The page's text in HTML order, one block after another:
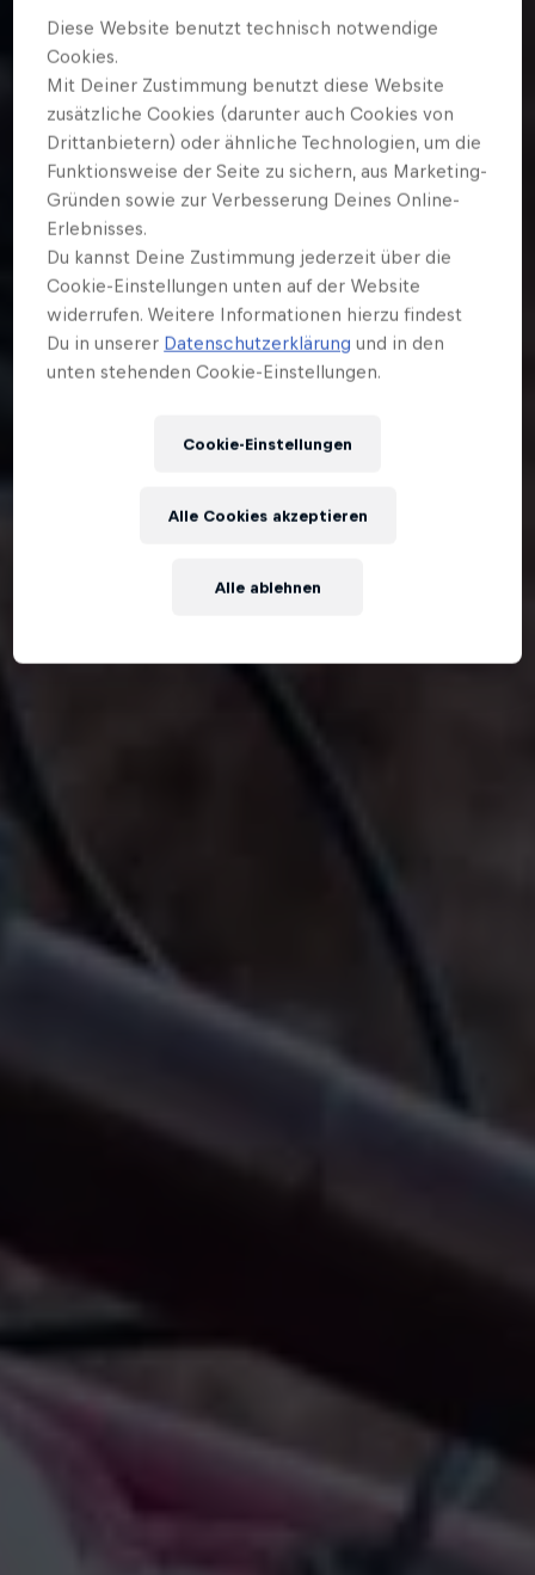
Diese Website benutzt technisch notwendige
Cookies.
Mit Deiner Zustimmung benutzt diese Website
zusätzliche Cookies (darunter auch Cookies von
Drittanbietern) oder ähnliche Technologien, um die
Funktionsweise der Seite zu sichern, aus Marketing-
Gründen sowie zur Verbesserung Deines Online-
Erlebnisses.
Du kannst Deine Zustimmung jederzeit über die
Cookie-Einstellungen unten auf der Website
widerrufen. Weitere Informationen hierzu findest
Du in unserer Datenschutzerklärung und in den
unten stehenden Cookie-Einstellungen.
Cookie-Einstellungen
Alle ablehnen
Alle Cookies akzeptieren